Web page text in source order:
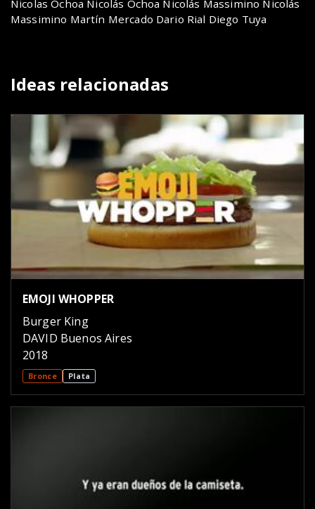
Nicolas Ochoa Nicolás Ochoa Nicolás Massimino Nicolás
Massimino Martín Mercado Dario Rial Diego Tuya
Ideas relacionadas
EMOJI WHOPPER
Burger King
DAVID Buenos Aires
2018
Bronce Plata